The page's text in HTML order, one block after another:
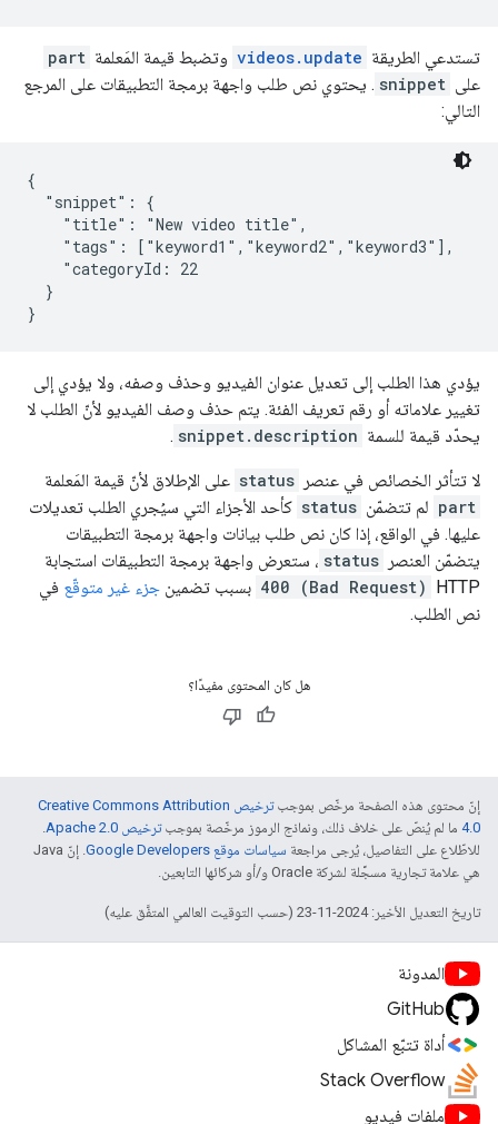
تستدعي الطريقة videos.update وتضبط قيمة المَعلمة part
على snippet . يحتوي نص طلب واجهة برمجة التطبيقات على المرجع
التالي:
{
  "snippet": {
    "title": "New video title",
    "tags": ["keyword1","keyword2","keyword3"],
    "categoryId: 22
  }
}
يؤدي هذا الطلب إلى تعديل عنوان الفيديو وحذف وصفه، ولا يؤدي إلى
تغيير علاماته أو رقم تعريف الفئة. يتم حذف وصف الفيديو لأنّ الطلب لا
يحدّد قيمة للسمة snippet.description
.
لا تتأثر الخصائص في عنصر status على الإطلاق لأنّ قيمة المَعلمة
part لم تتضمّن status كأحد الأجزاء التي سيُجري الطلب تعديلات
عليها. في الواقع، إذا كان نص طلب بيانات واجهة برمجة التطبيقات
يتضمّن العنصر status ، ستعرض واجهة برمجة التطبيقات استجابة
HTTP‏
400 (Bad Request) بسبب تضمين جزء غير متوقّع في
نص الطلب.
هل كان المحتوى مفيدًا؟
إنّ محتوى هذه الصفحة مرخّص بموجب
ترخيص Creative Commons Attribution
4.0‏ ما لم يُنصّ على خلاف ذلك، ونماذج الرموز مرخّصة بموجبترخيص Apache 2.0‏
.
للاطّلاع على التفاصيل، يُرجى مراجعة سياسات موقع Google Developers‏
. إنّ Java
هي علامة تجارية مسجَّلة لشركة Oracle و/أو شركائها التابعين.
تاريخ التعديل الأخير: 2024-11-23 (حسب التوقيت العالمي المتفَّق عليه)
المدونة
GitHub
أداة تتبّع المشاكل
Stack Overflow
ملفات فيديو